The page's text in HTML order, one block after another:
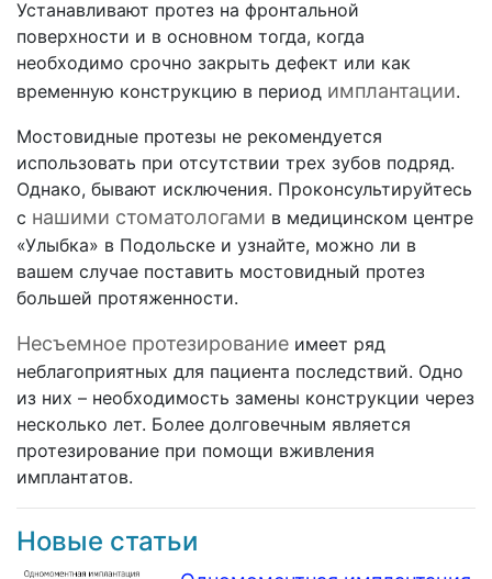
Устанавливают протез на фронтальной
поверхности и в основном тогда, когда
необходимо срочно закрыть дефект или как
временную конструкцию в период имплантации.
Мостовидные протезы не рекомендуется
использовать при отсутствии трех зубов подряд.
Однако, бывают исключения. Проконсультируйтесь
с нашими стоматологами в медицинском центре
«Улыбка» в Подольске и узнайте, можно ли в
вашем случае поставить мостовидный протез
большей протяженности.
Несъемное протезирование имеет ряд
неблагоприятных для пациента последствий. Одно
из них – необходимость замены конструкции через
несколько лет. Более долговечным является
протезирование при помощи вживления
имплантатов.
Новые статьи